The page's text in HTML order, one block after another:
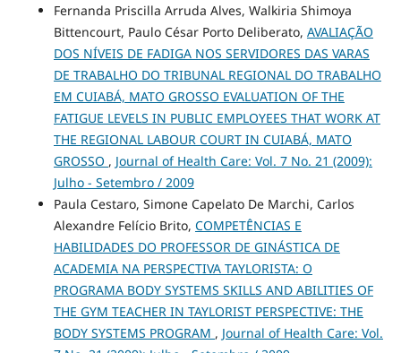
Fernanda Priscilla Arruda Alves, Walkiria Shimoya
Bittencourt, Paulo César Porto Deliberato, AVALIAÇÃO
DOS NÍVEIS DE FADIGA NOS SERVIDORES DAS VARAS
DE TRABALHO DO TRIBUNAL REGIONAL DO TRABALHO
EM CUIABÁ, MATO GROSSO EVALUATION OF THE
FATIGUE LEVELS IN PUBLIC EMPLOYEES THAT WORK AT
THE REGIONAL LABOUR COURT IN CUIABÁ, MATO
GROSSO , Journal of Health Care: Vol. 7 No. 21 (2009):
Julho - Setembro / 2009
Paula Cestaro, Simone Capelato De Marchi, Carlos
Alexandre Felício Brito, COMPETÊNCIAS E
HABILIDADES DO PROFESSOR DE GINÁSTICA DE
ACADEMIA NA PERSPECTIVA TAYLORISTA: O
PROGRAMA BODY SYSTEMS SKILLS AND ABILITIES OF
THE GYM TEACHER IN TAYLORIST PERSPECTIVE: THE
BODY SYSTEMS PROGRAM , Journal of Health Care: Vol.